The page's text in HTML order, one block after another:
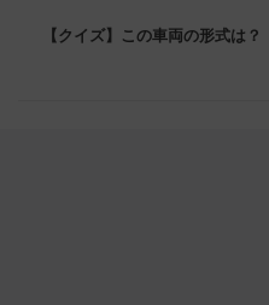
【クイズ】この車両の形式は？